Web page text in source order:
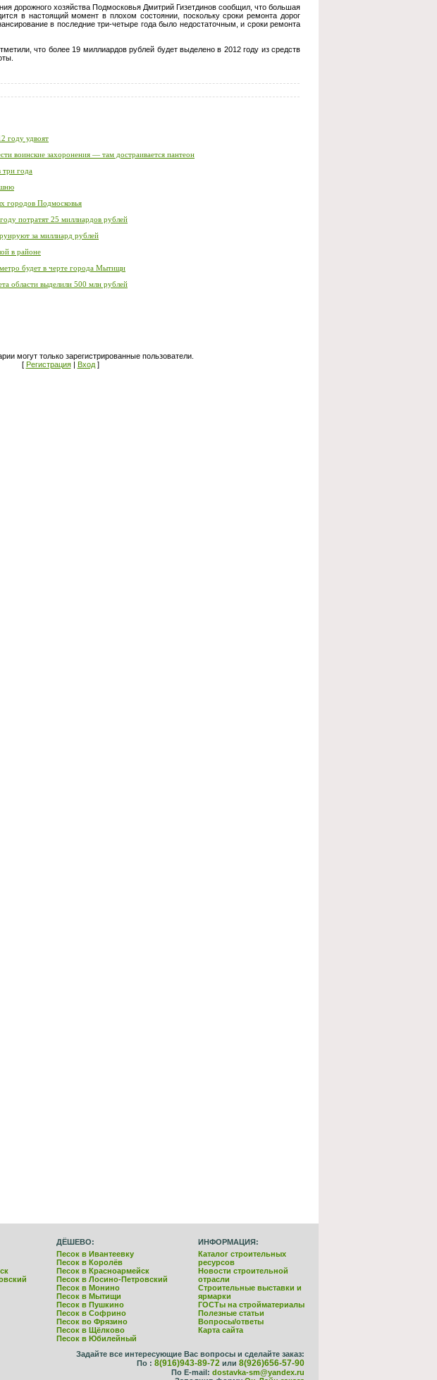
дорожного хозяйства Подмосковья Дмитрий Гизетдинов сообщил, что большая
в настоящий момент в плохом состоянии, поскольку сроки ремонта дорог
в последние три-четыре года было недостаточным, и сроки ремонта
что более 19 миллиардов рублей будет выделено в 2012 году из средств
году удвоят
воинские захоронения — там достраивается пантеон
три года
городов Подмосковья
потратят 25 миллиардов рублей
за миллиард рублей
в районе
будет в черте города Мытищи
области выделили 500 млн рублей
могут только зарегистрированные пользователи.
[ Регистрация| Вход]
ДЁШЕВО:
ИНФОРМАЦИЯ:
Песок в Ивантеевку
Песок в Королёв
Песок в Красноармейск
Песок в Лосино-Петровский
Песок в Монино
Песок в Мытищи
Песок в Пушкино
Песок в Софрино
Песок во Фрязино
Песок в Щёлково
Песок в Юбилейный
Каталог строительных
ресурсов
Новости строительной
отрасли
Строительные выставки и
ярмарки
ГОСТы на стройматериалы
Полезные статьи
Вопросы/ответы
Карта сайта
Задайте все интересующие Вас вопросы и сделайте заказ:
По : 8(916)943-89-72 или 8(926)656-57-90
По E-mail: dostavka-sm@yandex.ru